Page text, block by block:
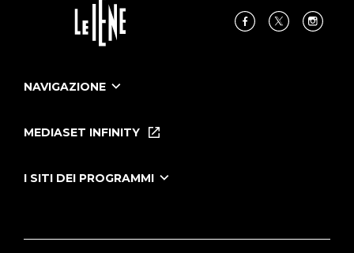
NAVIGAZIONE
Le Iene Presentano Inside
Tutti i servizi
MEDIASET INFINITY
I SITI DEI PROGRAMMI